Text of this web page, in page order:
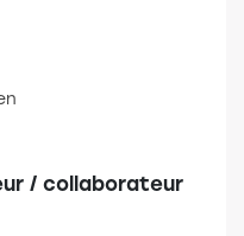
/ collaborateur